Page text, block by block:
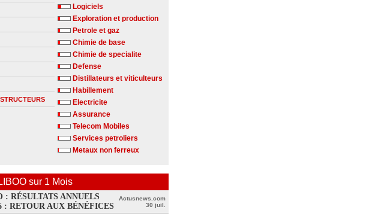
Logiciels
Exploration et production
Petrole et gaz
Chimie de base
Chimie de specialite
Defense
Distillateurs et viticulteurs
Habillement
Electricite
Assurance
Telecom Mobiles
Services petroliers
Metaux non ferreux
sur 1 Mois
: RÉSULTATS ANNUELS
: RETOUR AUX BÉNÉFICES
Actusnews.com
30 juil.